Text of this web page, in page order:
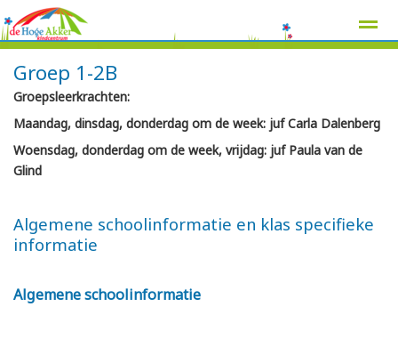
Home Zoeken Nieuws Agenda
Groep 1-2B
Groepsleerkrachten:
Maandag, dinsdag, donderdag om de week: juf Carla Dalenberg
Woensdag, donderdag om de week, vrijdag: juf Paula van de
Glind
Algemene schoolinformatie en klas specifieke
informatie
Algemene schoolinformatie